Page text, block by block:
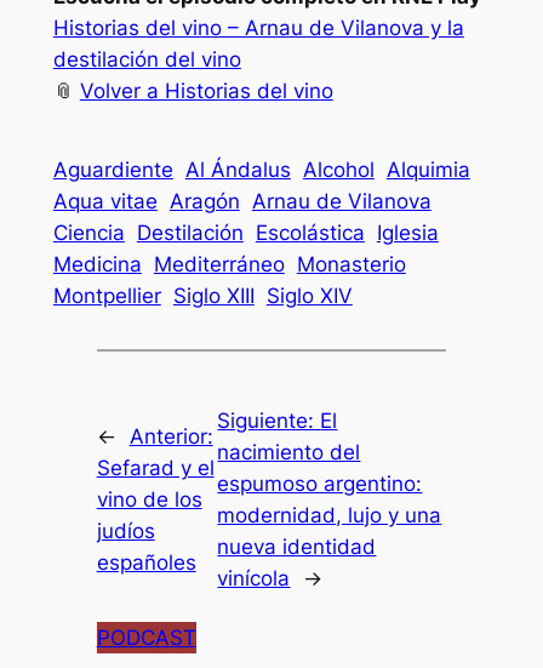
Historias del vino – Arnau de Vilanova y la
destilación del vino
📎 Volver a Historias del vino
Aguardiente Al Ándalus Alcohol Alquimia
Aqua vitae Aragón Arnau de Vilanova
Ciencia Destilación Escolástica Iglesia
Medicina Mediterráneo Monasterio
Montpellier Siglo XIII Siglo XIV
← Anterior:
Sefarad y el
vino de los
judíos
españoles
Siguiente: El
nacimiento del
espumoso argentino:
modernidad, lujo y una
nueva identidad
vinícola
→
PODCAST